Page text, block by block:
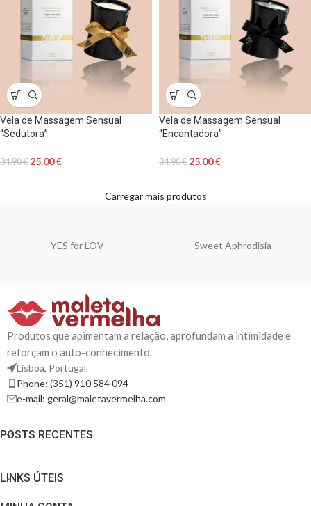
Vela de Massagem Sensual
“Sedutora”
34.90€ 25.00€
Vela de Massagem Sensual
“Encantadora”
34.90€ 25.00€
Carregar mais produtos
YES for LOV Sweet Aphrodisia
Produtos que apimentam a relação, aprofundam a intimidade e
reforçam o auto-conhecimento.
Lisboa, Portugal
Phone: (351) 910 584 094
e-mail: geral@maletavermelha.com
POSTS RECENTES
LINKS ÚTEIS